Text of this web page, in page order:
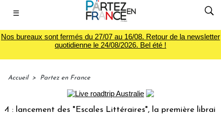
☰
Nos bureaux sont fermés du 27/07 au 16/08. Retour de la newsletter
quotidienne le 24/08/2026. Bel été !
Accueil > Partez en France
des "Escales Littéraires", la première librairie du